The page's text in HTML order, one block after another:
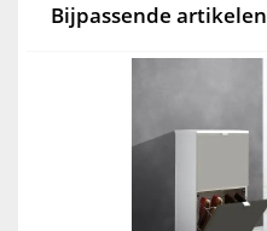
Bijpassende artikelen